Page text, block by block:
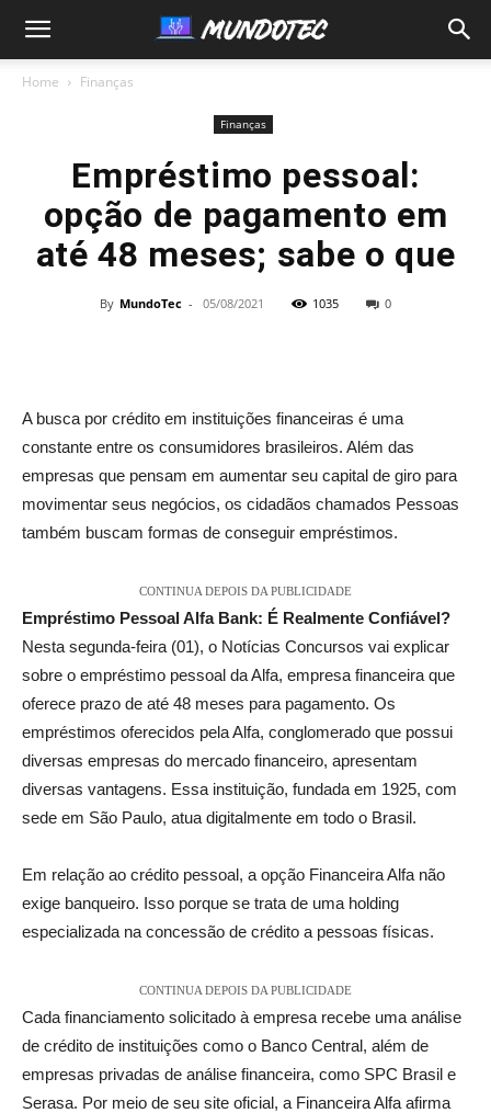
MundoTec
Home Finanças
Finanças
Empréstimo pessoal:
opção de pagamento em
até 48 meses; sabe o que
By MundoTec - 05/08/2021 1035 0
A busca por crédito em instituições financeiras é uma
constante entre os consumidores brasileiros. Além das
empresas que pensam em aumentar seu capital de giro para
movimentar seus negócios, os cidadãos chamados Pessoas
também buscam formas de conseguir empréstimos.
CONTINUA DEPOIS DA PUBLICIDADE
Empréstimo Pessoal Alfa Bank: É Realmente Confiável?
Nesta segunda-feira (01), o Notícias Concursos vai explicar
sobre o empréstimo pessoal da Alfa, empresa financeira que
oferece prazo de até 48 meses para pagamento. Os
empréstimos oferecidos pela Alfa, conglomerado que possui
diversas empresas do mercado financeiro, apresentam
diversas vantagens. Essa instituição, fundada em 1925, com
sede em São Paulo, atua digitalmente em todo o Brasil.
Em relação ao crédito pessoal, a opção Financeira Alfa não
exige banqueiro. Isso porque se trata de uma holding
especializada na concessão de crédito a pessoas físicas.
CONTINUA DEPOIS DA PUBLICIDADE
Cada financiamento solicitado à empresa recebe uma análise
de crédito de instituições como o Banco Central, além de
empresas privadas de análise financeira, como SPC Brasil e
Serasa. Por meio de seu site oficial, a Financeira Alfa afirma